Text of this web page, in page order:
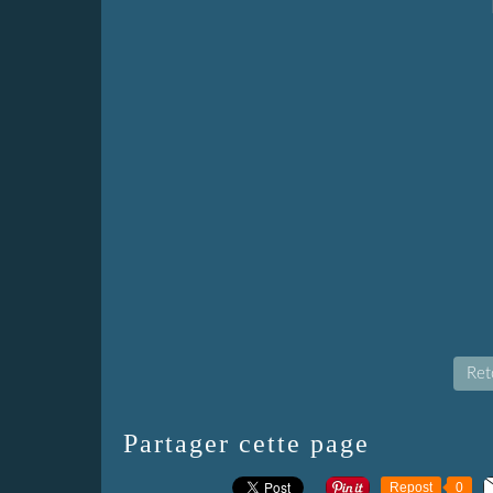
Partager cette page
Repost 0